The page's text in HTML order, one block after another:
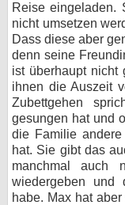
Reise eingeladen.
nicht umsetzen
Dass diese aber
denn seine
ist überhaupt nicht
ihnen die Auszeit
Zubettgehen
gesungen hat und
die Familie
hat. Sie gibt das
manchmal auch
wiedergeben und
habe. Max hat